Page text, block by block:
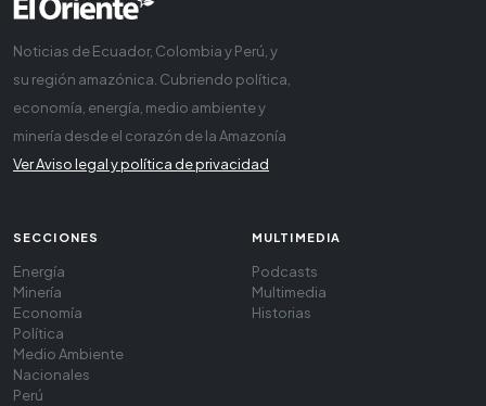
Noticias de Ecuador, Colombia y Perú, y
su región amazónica. Cubriendo política,
economía, energía, medio ambiente y
minería desde el corazón de la Amazonía
Ver Aviso legal y política de privacidad
SECCIONES
Energía
Minería
Economía
Política
Medio Ambiente
Nacionales
Perú
MULTIMEDIA
Podcasts
Multimedia
Historias